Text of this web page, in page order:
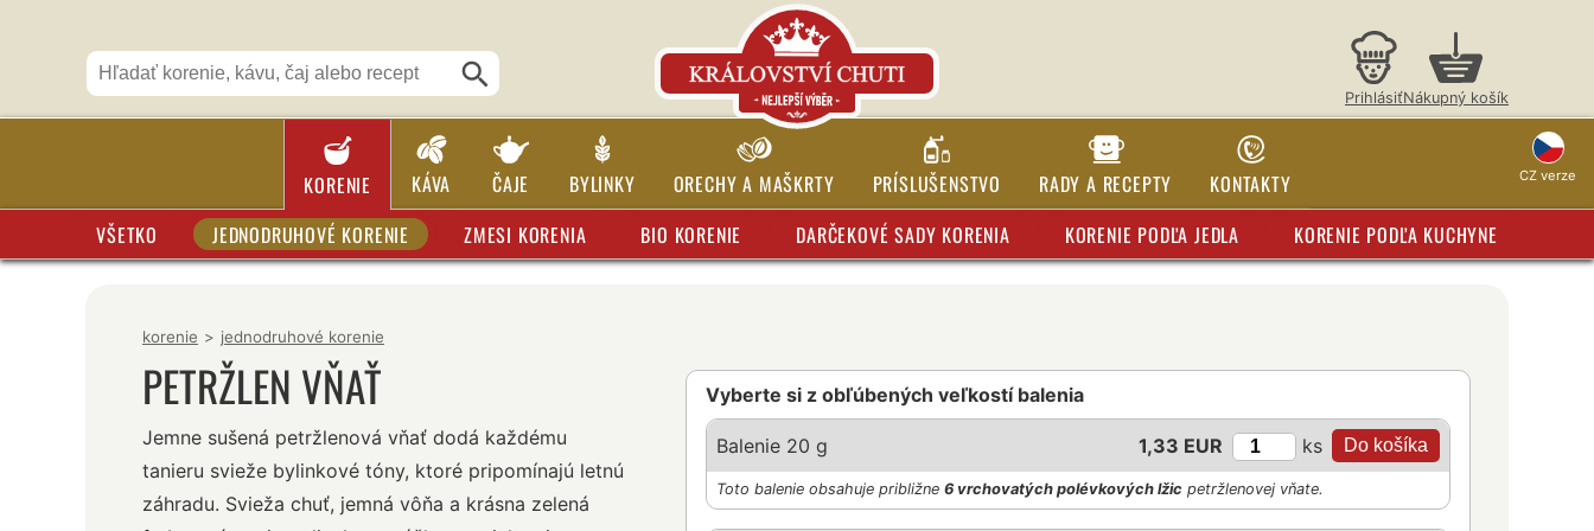
PrihlásiťNákupný košík
KORENIE KÁVA ČAJE BYLINKY ORECHY A MAŠKRTY PRÍSLUŠENSTVO RADY A RECEPTY KONTAKTY CZ verze
VŠETKO JEDNODRUHOVÉ KORENIE ZMESI KORENIA BIO KORENIE DARČEKOVÉ SADY KORENIA KORENIE PODĽA JEDLA KORENIE PODĽA KUCHYNE
korenie > jednodruhové korenie
PETRŽLEN VŇAŤ
Jemne sušená petržlenová vňať dodá každému
tanieru svieže bylinkové tóny, ktoré pripomínajú letnú
záhradu. Svieža chuť, jemná vôňa a krásna zelená
Vyberte si z obľúbených veľkostí balenia
Balenie 20 g 1,33 EUR ks
Toto balenie obsahuje približne 6 vrchovatých polévkových lžic petržlenovej vňate.